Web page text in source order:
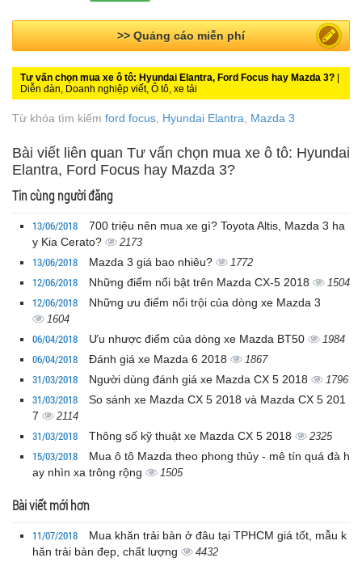
>> Bài PR miễn phí
Tư vấn chọn mua xe ô tô: Hyundai Elantra, Ford Focus hay Mazda 3?
Diễn đàn, Doanh nghiệp viết, Ô tô, xe tải
Từ khóa tìm kiếm ford focus, Hyundai Elantra, Mazda 3
Bài viết liên quan Tư vấn chọn mua xe ô tô: Hyundai
Elantra, Ford Focus hay Mazda 3?
Tin cùng người đăng
13/06/2018
700 triệu nên mua xe gì? Toyota Altis, Mazda 3 ha
y Kia Cerato?
2173
13/06/2018 Mazda 3 giá bao nhiêu? 1772
12/06/2018 Những điểm nổi bật trên Mazda CX-5 2018 1504
12/06/2018 Những ưu điểm nổi trội của dòng xe Mazda 3
1604
06/04/2018 Ưu nhược điểm của dòng xe Mazda BT50 1984
06/04/2018 Đánh giá xe Mazda 6 2018 1867
31/03/2018 Người dùng đánh giá xe Mazda CX 5 2018 1796
31/03/2018
So sánh xe Mazda CX 5 2018 và Mazda CX 5 201
7
2114
31/03/2018 Thông số kỹ thuật xe Mazda CX 5 2018 2325
15/03/2018
Mua ô tô Mazda theo phong thủy - mê tín quá đà h
ay nhìn xa trông rộng
1505
Bài viết mới hơn
11/07/2018
Mua khăn trải bàn ở đâu tại TPHCM giá tốt, mẫu k
hăn trải bàn đẹp, chất lượng
4432